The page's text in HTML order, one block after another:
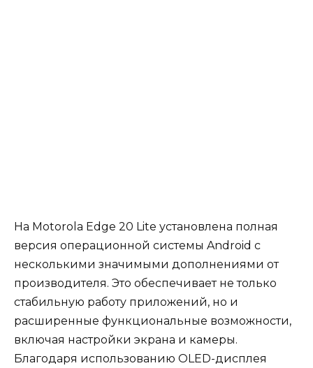
На Motorola Edge 20 Lite установлена полная
версия операционной системы Android с
несколькими значимыми дополнениями от
производителя. Это обеспечивает не только
стабильную работу приложений, но и
расширенные функциональные возможности,
включая настройки экрана и камеры.
Благодаря использованию OLED-дисплея